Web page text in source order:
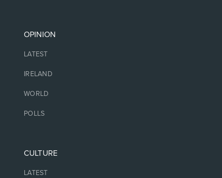
OPINION
LATEST
IRELAND
WORLD
POLLS
CULTURE
LATEST